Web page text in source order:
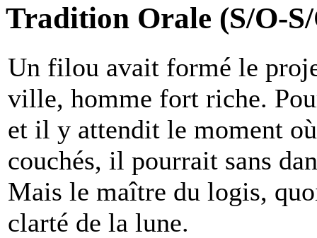
Tradition Orale (S/O-
Un filou avait formé le
ville, homme fort riche.
et il y attendit le moment
couchés, il pourrait sans
Mais le maître du logis,
clarté de la lune.